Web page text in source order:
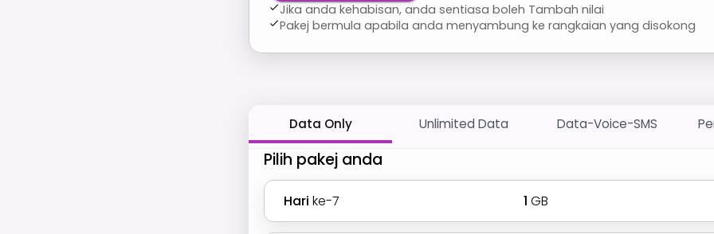
Jika anda kehabisan, anda sentiasa boleh Tambah nilai
Pakej bermula apabila anda menyambung ke rangkaian yang disokong
Data Only Unlimited Data Data-Voice-SMS
Pilih pakej anda
Hari ke-7 1 GB